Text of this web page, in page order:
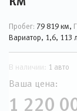
Пробег: 79 819 км,
Вариатор, 1,6, 113
В наличии: 1 авто
Ваша цена:
1 220